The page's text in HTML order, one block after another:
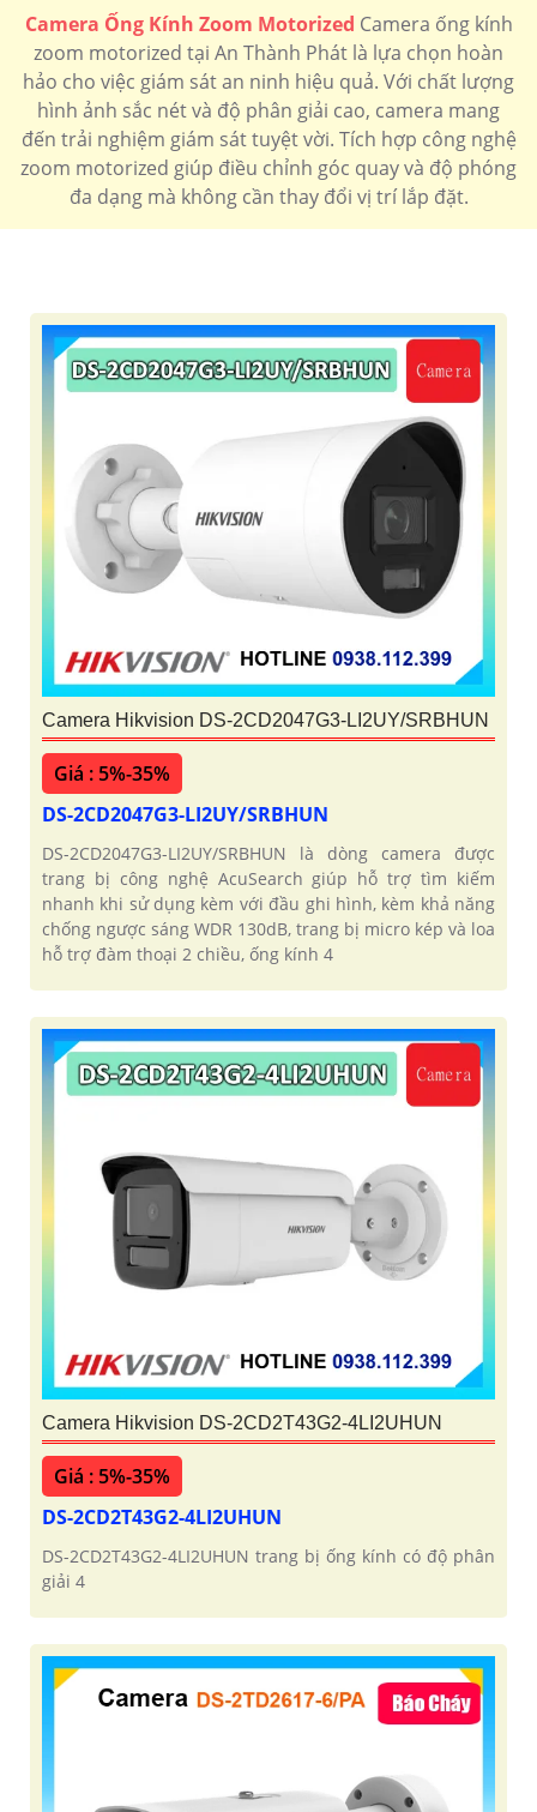
Camera Ống Kính Zoom Motorized Camera ống kính
zoom motorized tại An Thành Phát là lựa chọn hoàn
hảo cho việc giám sát an ninh hiệu quả. Với chất lượng
hình ảnh sắc nét và độ phân giải cao, camera mang
đến trải nghiệm giám sát tuyệt vời. Tích hợp công nghệ
zoom motorized giúp điều chỉnh góc quay và độ phóng
đa dạng mà không cần thay đổi vị trí lắp đặt.
Camera Hikvision DS-2CD2047G3-LI2UY/SRBHUN
Giá : 5%-35%
DS-2CD2047G3-LI2UY/SRBHUN
DS-2CD2047G3-LI2UY/SRBHUN là dòng camera được
trang bị công nghệ AcuSearch giúp hỗ trợ tìm kiếm
nhanh khi sử dụng kèm với đầu ghi hình, kèm khả năng
chống ngược sáng WDR 130dB, trang bị micro kép và loa
hỗ trợ đàm thoại 2 chiều, ống kính 4
Camera Hikvision DS-2CD2T43G2-4LI2UHUN
Giá : 5%-35%
DS-2CD2T43G2-4LI2UHUN
DS-2CD2T43G2-4LI2UHUN trang bị ống kính có độ phân
giải 4